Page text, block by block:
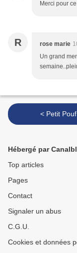
Merci pour
R rose marie
Un grand
< Petit Pouf
Hébergé par
Top articles
Pages
Contact
Signaler un abus
C.G.U.
Cookies et données